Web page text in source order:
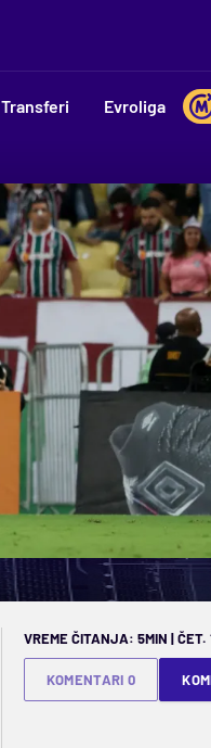
Transferi Evroliga
VREME ČITANJA: 5MIN |
KOMENTARI 0